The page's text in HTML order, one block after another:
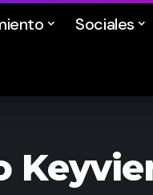
Sociales